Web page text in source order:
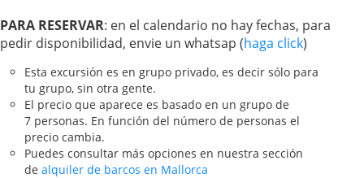
PARA RESERVAR: en el calendario no hay fechas, para
pedir disponibilidad, envie un whatsap (haga click)
Esta excursión es en grupo privado, es decir sólo para
tu grupo, sin otra gente.
El precio que aparece es basado en un grupo de
7 personas. En función del número de personas el
precio cambia.
Puedes consultar más opciones en nuestra sección
de alquiler de barcos en Mallorca